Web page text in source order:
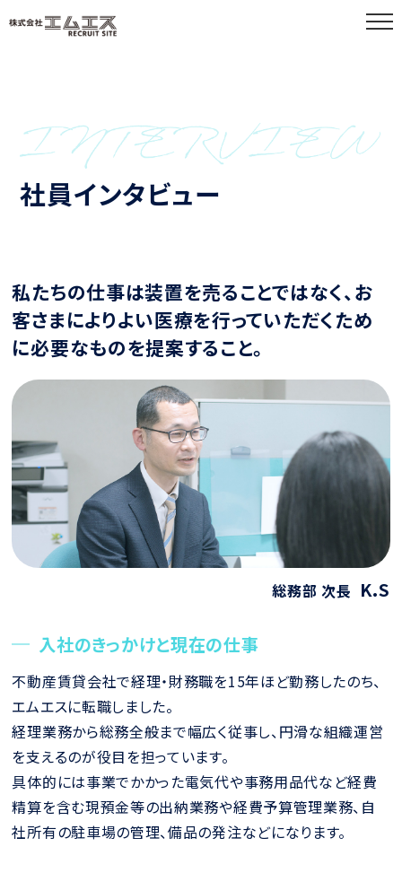
社員インタビュー
私たちの仕事は装置を売ることではなく、 お
客さまによりよい医療を行っていただくため
に必要なものを提案すること。
総務部 次長 K.S
入社のきっかけと現在の仕事
不動産賃貸会社で経理・財務職を15年ほど勤務したのち、
エムエスに転職しました。
経理業務から総務全般まで幅広く従事し、円滑な組織運営
を支えるのが役目を担っています。
具体的には事業でかかった電気代や事務用品代など経費
精算を含む現預金等の出納業務や経費予算管理業務、自
社所有の駐車場の管理、備品の発注などになります。